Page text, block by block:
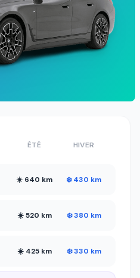
ÉTÉ HIVER
☀️ 640 km ❄️ 430 km
☀️ 520 km ❄️ 380 km
☀️ 425 km ❄️ 330 km